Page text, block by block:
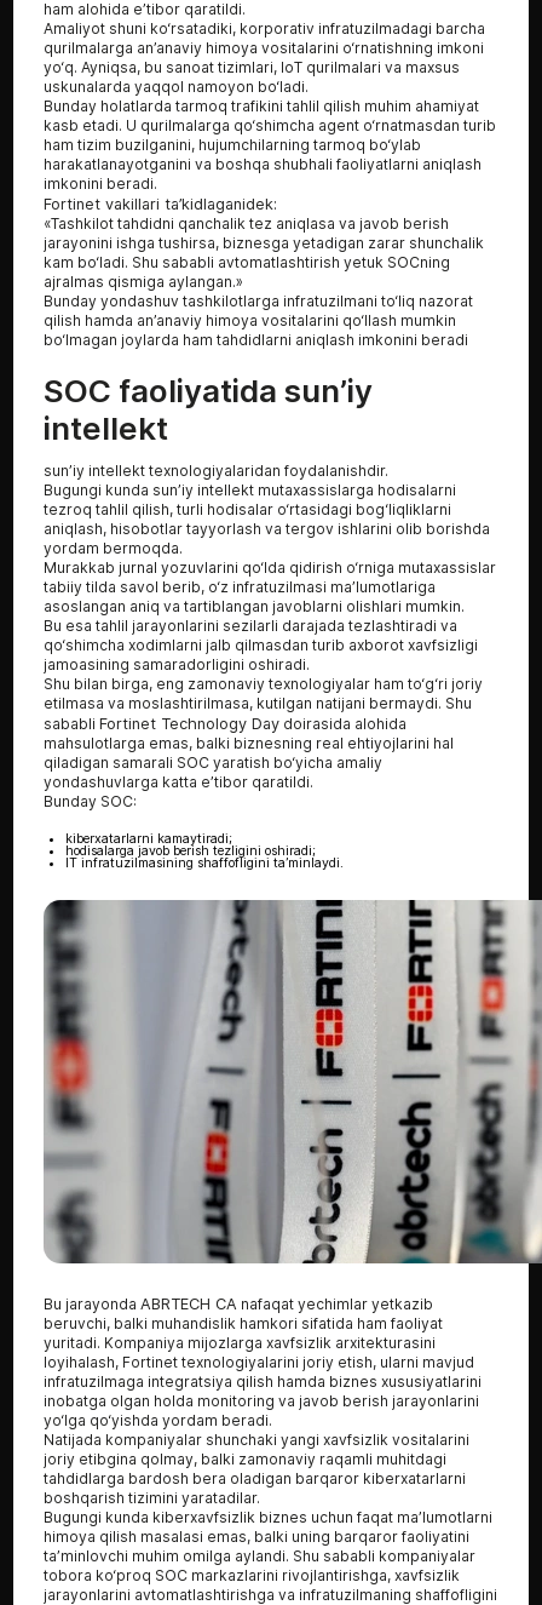
ham alohida e’tibor qaratildi.
Amaliyot shuni ko‘rsatadiki, korporativ infratuzilmadagi barcha
qurilmalarga an’anaviy himoya vositalarini o‘rnatishning imkoni
yo‘q. Ayniqsa, bu sanoat tizimlari, IoT qurilmalari va maxsus
uskunalarda yaqqol namoyon bo‘ladi.
Bunday holatlarda tarmoq trafikini tahlil qilish muhim ahamiyat
kasb etadi. U qurilmalarga qo‘shimcha agent o‘rnatmasdan turib
ham tizim buzilganini, hujumchilarning tarmoq bo‘ylab
harakatlanayotganini va boshqa shubhali faoliyatlarni aniqlash
imkonini beradi.
Fortinet vakillari ta’kidlaganidek:
«Tashkilot tahdidni qanchalik tez aniqlasa va javob berish
jarayonini ishga tushirsa, biznesga yetadigan zarar shunchalik
kam bo‘ladi. Shu sababli avtomatlashtirish yetuk SOCning
ajralmas qismiga aylangan.»
Bunday yondashuv tashkilotlarga infratuzilmani to‘liq nazorat
qilish hamda an’anaviy himoya vositalarini qo‘llash mumkin
bo‘lmagan joylarda ham tahdidlarni aniqlash imkonini beradi
SOC faoliyatida sun’iy
intellekt
sun’iy intellekt texnologiyalaridan foydalanishdir.
Bugungi kunda sun’iy intellekt mutaxassislarga hodisalarni
tezroq tahlil qilish, turli hodisalar o‘rtasidagi bog‘liqliklarni
aniqlash, hisobotlar tayyorlash va tergov ishlarini olib borishda
yordam bermoqda.
Murakkab jurnal yozuvlarini qo‘lda qidirish o‘rniga mutaxassislar
tabiiy tilda savol berib, o‘z infratuzilmasi ma’lumotlariga
asoslangan aniq va tartiblangan javoblarni olishlari mumkin.
Bu esa tahlil jarayonlarini sezilarli darajada tezlashtiradi va
qo‘shimcha xodimlarni jalb qilmasdan turib axborot xavfsizligi
jamoasining samaradorligini oshiradi.
Shu bilan birga, eng zamonaviy texnologiyalar ham to‘g‘ri joriy
etilmasa va moslashtirilmasa, kutilgan natijani bermaydi. Shu
sababli Fortinet Technology Daydoirasida alohida
mahsulotlarga emas, balki biznesning real ehtiyojlarini hal
qiladigan samarali SOC yaratish bo‘yicha amaliy
yondashuvlarga katta e’tibor qaratildi.
Bunday SOC:
kiberxatarlarni kamaytiradi;
hodisalarga javob berish tezligini oshiradi;
IT infratuzilmasining shaffofligini ta’minlaydi.
Bu jarayonda ABRTECH CA nafaqat yechimlar yetkazib
beruvchi, balki muhandislik hamkori sifatida ham faoliyat
yuritadi. Kompaniya mijozlarga xavfsizlik arxitekturasini
loyihalash, Fortinet texnologiyalarini joriy etish, ularni mavjud
infratuzilmaga integratsiya qilish hamda biznes xususiyatlarini
inobatga olgan holda monitoring va javob berish jarayonlarini
yo‘lga qo‘yishda yordam beradi.
Natijada kompaniyalar shunchaki yangi xavfsizlik vositalarini
joriy etibgina qolmay, balki zamonaviy raqamli muhitdagi
tahdidlarga bardosh bera oladigan barqaror kiberxatarlarni
boshqarish tizimini yaratadilar.
Bugungi kunda kiberxavfsizlik biznes uchun faqat ma’lumotlarni
himoya qilish masalasi emas, balki uning barqaror faoliyatini
ta’minlovchi muhim omilga aylandi. Shu sababli kompaniyalar
tobora ko‘proq SOC markazlarini rivojlantirishga, xavfsizlik
jarayonlarini avtomatlashtirishga va infratuzilmaning shaffofligini